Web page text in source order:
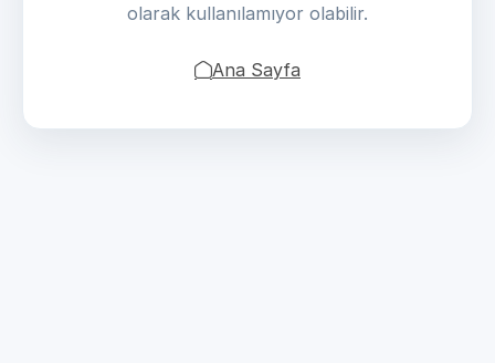
olarak kullanılamıyor olabilir.
Ana Sayfa